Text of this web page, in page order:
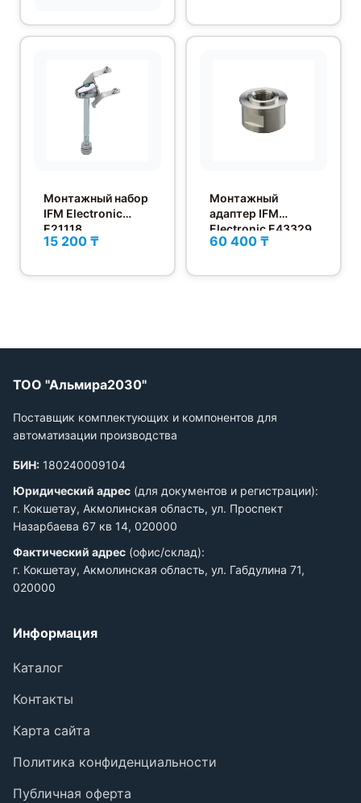
Монтажный набор
IFM Electronic
E21118
15 200 ₸
Монтажный
адаптер IFM
Electronic E43329
60 400 ₸
ТОО "Альмира2030"
Поставщик комплектующих и компонентов для
автоматизации производства
БИН: 180240009104
Юридический адрес (для документов и регистрации):
г. Кокшетау, Акмолинская область, ул. Проспект
Назарбаева 67 кв 14, 020000
Фактический адрес (офис/склад):
г. Кокшетау, Акмолинская область, ул. Габдулина 71,
020000
Информация
Каталог
Контакты
Карта сайта
Политика конфиденциальности
Публичная оферта